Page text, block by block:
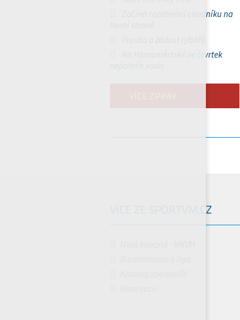
Začíná rozebírání chodníku na
Na Hornoměstské ve čtvrtek
VÍCE ZE SPORTVM.CZ